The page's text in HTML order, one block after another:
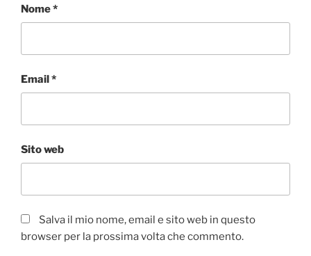
Nome*
Email*
Sito web
Salva il mio nome, email e sito web in questo
browser per la prossima volta che commento.